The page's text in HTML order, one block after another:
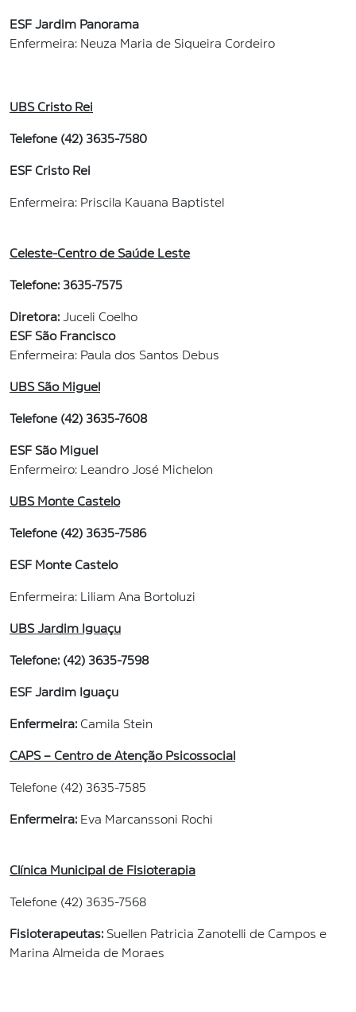
ESF Jardim Panorama
Enfermeira: Neuza Maria de Siqueira Cordeiro
UBS Cristo Rei
Telefone (42) 3635-7580
ESF Cristo Rei
Enfermeira: Priscila Kauana Baptistel
Celeste-Centro de Saúde Leste
Telefone: 3635-7575
Diretora: Juceli Coelho
ESF São Francisco
Enfermeira: Paula dos Santos Debus
UBS São Miguel
Telefone (42) 3635-7608
ESF São Miguel
Enfermeiro: Leandro José Michelon
UBS Monte Castelo
Telefone (42) 3635-7586
ESF Monte Castelo
Enfermeira: Liliam Ana Bortoluzi
UBS Jardim Iguaçu
Telefone: (42) 3635-7598
ESF Jardim Iguaçu
Enfermeira: Camila Stein
CAPS – Centro de Atenção Psicossocial
Telefone (42) 3635-7585
Enfermeira: Eva Marcanssoni Rochi
Clínica Municipal de Fisioterapia
Telefone (42) 3635-7568
Fisioterapeutas: Suellen Patricia Zanotelli de Campos e
Marina Almeida de Moraes